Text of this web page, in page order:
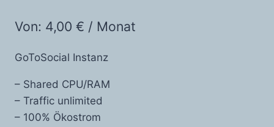
auf
Kundenbewertung
Von: 4,00 € / Monat
GoToSocial Instanz
– Shared CPU/RAM
– Traffic unlimited
– 100% Ökostrom